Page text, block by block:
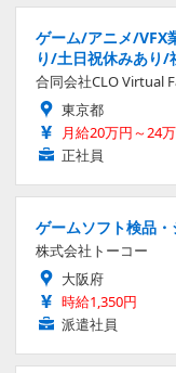
ゲーム/アニメ/VFX
り/土日祝休みあり/
合同会社CLO Virtual
東京都
月給20万円～24
正社員
ゲームソフト検品
株式会社トーコー
大阪府
時給1,350円
派遣社員